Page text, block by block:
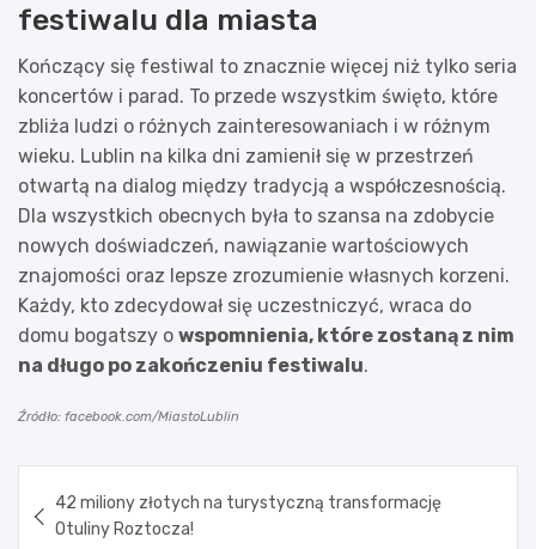
festiwalu dla miasta
Kończący się festiwal to znacznie więcej niż tylko seria
koncertów i parad. To przede wszystkim święto, które
zbliża ludzi o różnych zainteresowaniach i w różnym
wieku. Lublin na kilka dni zamienił się w przestrzeń
otwartą na dialog między tradycją a współczesnością.
Dla wszystkich obecnych była to szansa na zdobycie
nowych doświadczeń, nawiązanie wartościowych
znajomości oraz lepsze zrozumienie własnych korzeni.
Każdy, kto zdecydował się uczestniczyć, wraca do
domu bogatszy o wspomnienia, które zostaną z nim
na długo po zakończeniu festiwalu.
Źródło: facebook.com/MiastoLublin
wpisu
42 miliony złotych na turystyczną transformację
Otuliny Roztocza!